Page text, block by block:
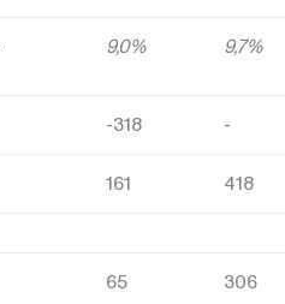
9,0% 9,7%
-318 -
161 418
65 306